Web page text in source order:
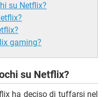
su Netflix?
gaming?
su Netflix?
ha deciso di tuffarsi nel